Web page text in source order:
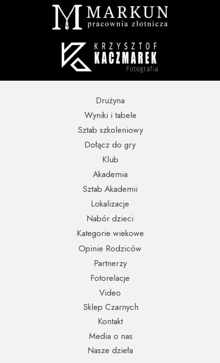
Partnerzy
Opinie Rodziców
Nabór dzieci
Wyniki i tabele
Sklep Czarnych
Video
Fotorelacje
Kontakt
Media o nas
Kategorie wiekowe
Lokalizacje
Sztab szkoleniowy
Sztab Akademii
Dołącz do gry
Nasze dzieła
Drużyna
Akademia
Klub